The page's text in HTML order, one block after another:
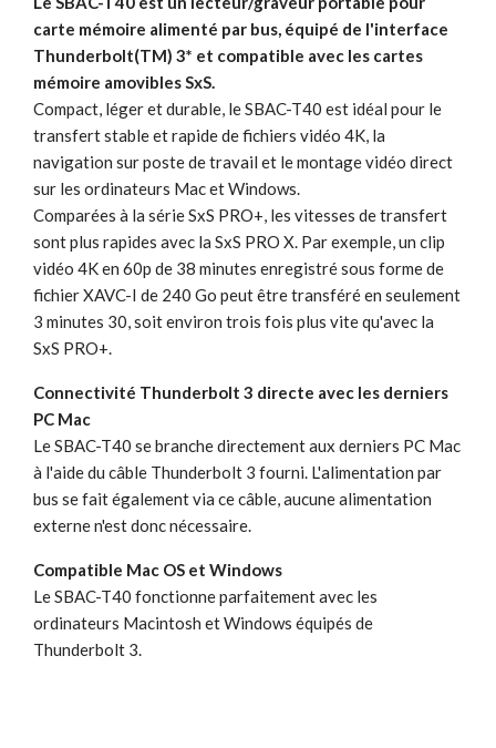
carte mémoire alimenté par bus, équipé de l'interface
Thunderbolt(TM) 3* et compatible avec les cartes
mémoire amovibles SxS.
Compact, léger et durable, le SBAC-T40 est idéal pour le
transfert stable et rapide de fichiers vidéo 4K, la
navigation sur poste de travail et le montage vidéo direct
sur les ordinateurs Mac et Windows.
Comparées à la série SxS PRO+, les vitesses de transfert
sont plus rapides avec la SxS PRO X. Par exemple, un clip
vidéo 4K en 60p de 38 minutes enregistré sous forme de
fichier XAVC-I de 240 Go peut être transféré en seulement
3 minutes 30, soit environ trois fois plus vite qu'avec la
SxS PRO+.
Connectivité Thunderbolt 3 directe avec les derniers
PC Mac
Le SBAC-T40 se branche directement aux derniers PC Mac
à l'aide du câble Thunderbolt 3 fourni. L'alimentation par
bus se fait également via ce câble, aucune alimentation
externe n'est donc nécessaire.
Compatible Mac OS et Windows
Le SBAC-T40 fonctionne parfaitement avec les
ordinateurs Macintosh et Windows équipés de
Thunderbolt 3.